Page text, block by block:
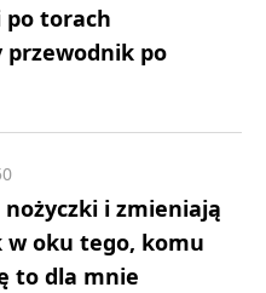
po torach
przewodnik po
i zmieniają
w oku tego, komu
to dla mnie